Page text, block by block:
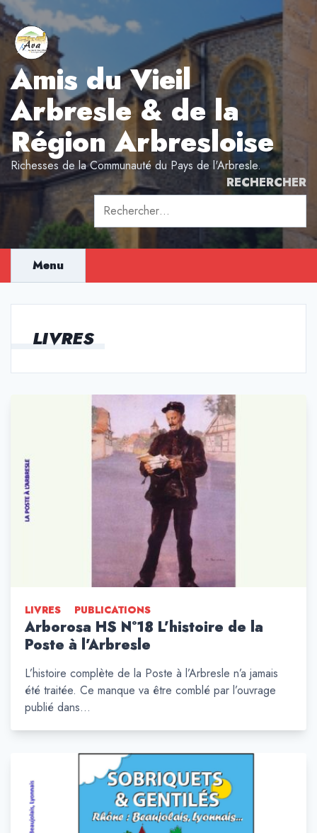
Aller
au
contenu
Amis du Vieil
Arbresle & de la
Région Arbresloise
Richesses de la Communauté du Pays de l'Arbresle.
RECHERCHER
Rechercher :
Menu
LIVRES
LIVRES PUBLICATIONS
Arborosa HS N°18 L’histoire de la
Poste à l’Arbresle
L’histoire complète de la Poste à l’Arbresle n’a jamais
été traitée. Ce manque va être comblé par l’ouvrage
publié dans…